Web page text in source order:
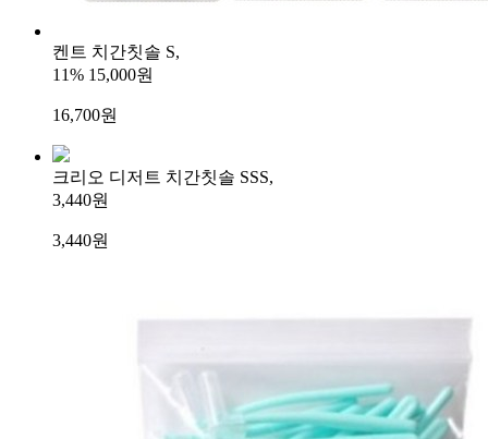
켄트 치간칫솔 S,
11% 15,000원
16,700원
크리오 디저트 치간칫솔 SSS,
3,440원
3,440원